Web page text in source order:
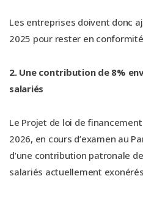
Les entreprises doivent donc
2025 pour rester en
2. Une contribution de 8%
salariés
Le Projet de loi de
2026, en cours d’examen au
d’une contribution patronale
salariés actuellement